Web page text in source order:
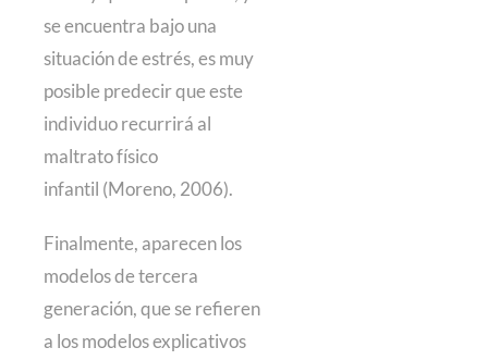
se encuentra bajo una
situación de estrés, es muy
posible predecir que este
individuo recurrirá al
maltrato físico
infantil (Moreno, 2006).
Finalmente, aparecen los
modelos de tercera
generación, que se refieren
a los modelos explicativos